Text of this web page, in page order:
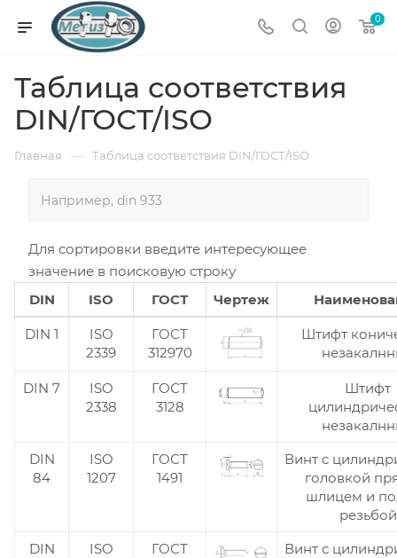
0
Таблица соответствия
DIN/ГОСТ/ISO
Главная — Таблица соответствия DIN/ГОСТ/ISO
Для сортировки введите интересующее
значение в поисковую строку
DIN
ISO ГОСТ Чертеж
DIN 1
ISO
2339
ГОСТ
312970
Штифт
DIN 7
ISO
2338
ГОСТ
3128
Штифт
DIN
84
ISO
1207
ГОСТ
1491
Винт с
головкой
шлицем и
резьбой
DIN
ISO
ГОСТ
Винт с